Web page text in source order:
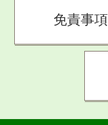
免責事項